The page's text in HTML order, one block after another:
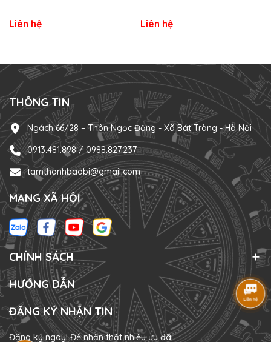
Liên hệ Liên hệ
THÔNG TIN
Ngách 66/28 – Thôn Ngọc Động - Xã Bát Tràng - Hà Nội
0913.481.898 / 0988.827.237
tamthanhbaobi@gmail.com
MẠNG XÃ HỘI
CHÍNH SÁCH
HƯỚNG DẪN
ĐĂNG KÝ NHẬN TIN
Đăng ký ngay! Để nhận thật nhiều ưu đãi